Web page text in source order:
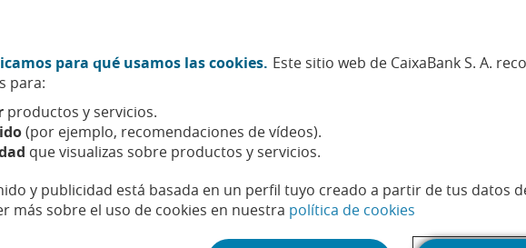
para qué usamos las cookies. Este sitio web de CaixaBank S. A.
para:
productos y servicios.
(por ejemplo, recomendaciones de vídeos).
que visualizas sobre productos y servicios.
y publicidad está basada en un perfil tuyo creado a partir de tus datos
más sobre el uso de cookies en nuestra política de cookies
Sobre nosotros
Cambio climático: punto de no retorno